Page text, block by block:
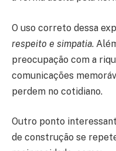
O uso correto dessa
respeito e simpatia.
preocupação com a
comunicações
perdem no cotidiano.
Outro ponto
de construção se